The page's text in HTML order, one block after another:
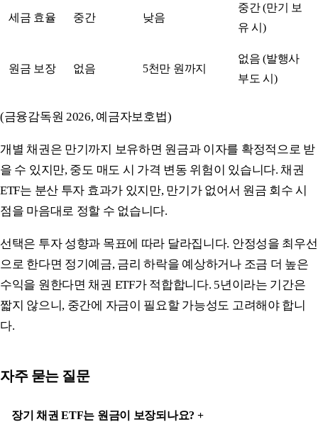
세금 효율 중간 낮음
중간 (만기 보
유 시)
원금 보장 없음 5천만 원까지
없음 (발행사
부도 시)
(금융감독원 2026, 예금자보호법)
개별 채권은 만기까지 보유하면 원금과 이자를 확정적으로 받
을 수 있지만, 중도 매도 시 가격 변동 위험이 있습니다. 채권
ETF는 분산 투자 효과가 있지만, 만기가 없어서 원금 회수 시
점을 마음대로 정할 수 없습니다.
선택은 투자 성향과 목표에 따라 달라집니다. 안정성을 최우선
으로 한다면 정기예금, 금리 하락을 예상하거나 조금 더 높은
수익을 원한다면 채권 ETF가 적합합니다. 5년이라는 기간은
짧지 않으니, 중간에 자금이 필요할 가능성도 고려해야 합니
다.
자주 묻는 질문
장기 채권 ETF는 원금이 보장되나요?